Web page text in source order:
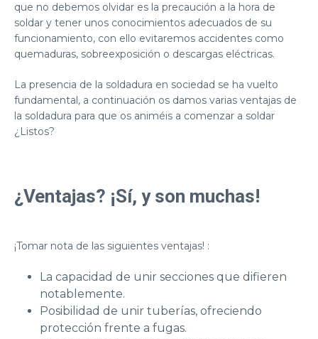
que no debemos olvidar es la precaución a la hora de
soldar y tener unos conocimientos adecuados de su
funcionamiento, con ello evitaremos accidentes como
quemaduras, sobreexposición o descargas eléctricas.
La presencia de la soldadura en sociedad se ha vuelto
fundamental, a continuación os damos varias ventajas de
la soldadura para que os animéis a comenzar a soldar
¿Listos?
¿Ventajas? ¡Sí, y son muchas!
¡Tomar nota de las siguientes ventajas! :
La capacidad de unir secciones que difieren
notablemente.
Posibilidad de unir tuberías, ofreciendo
protección frente a fugas.